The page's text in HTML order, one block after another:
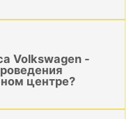
Volkswagen -
центре?